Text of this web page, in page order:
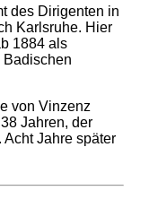
des Dirigenten in
Karlsruhe. Hier
1884 als
Badischen
von Vinzenz
Jahren, der
Jahre später